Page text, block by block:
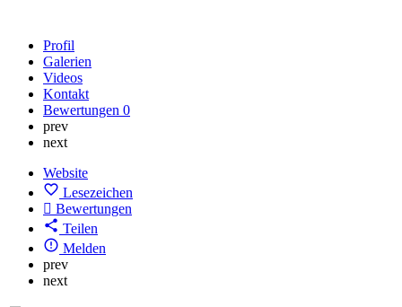
Profil
Galerien
Videos
Kontakt
Bewertungen 0
prev
next
Website
Lesezeichen
Bewertungen
Teilen
Melden
prev
next